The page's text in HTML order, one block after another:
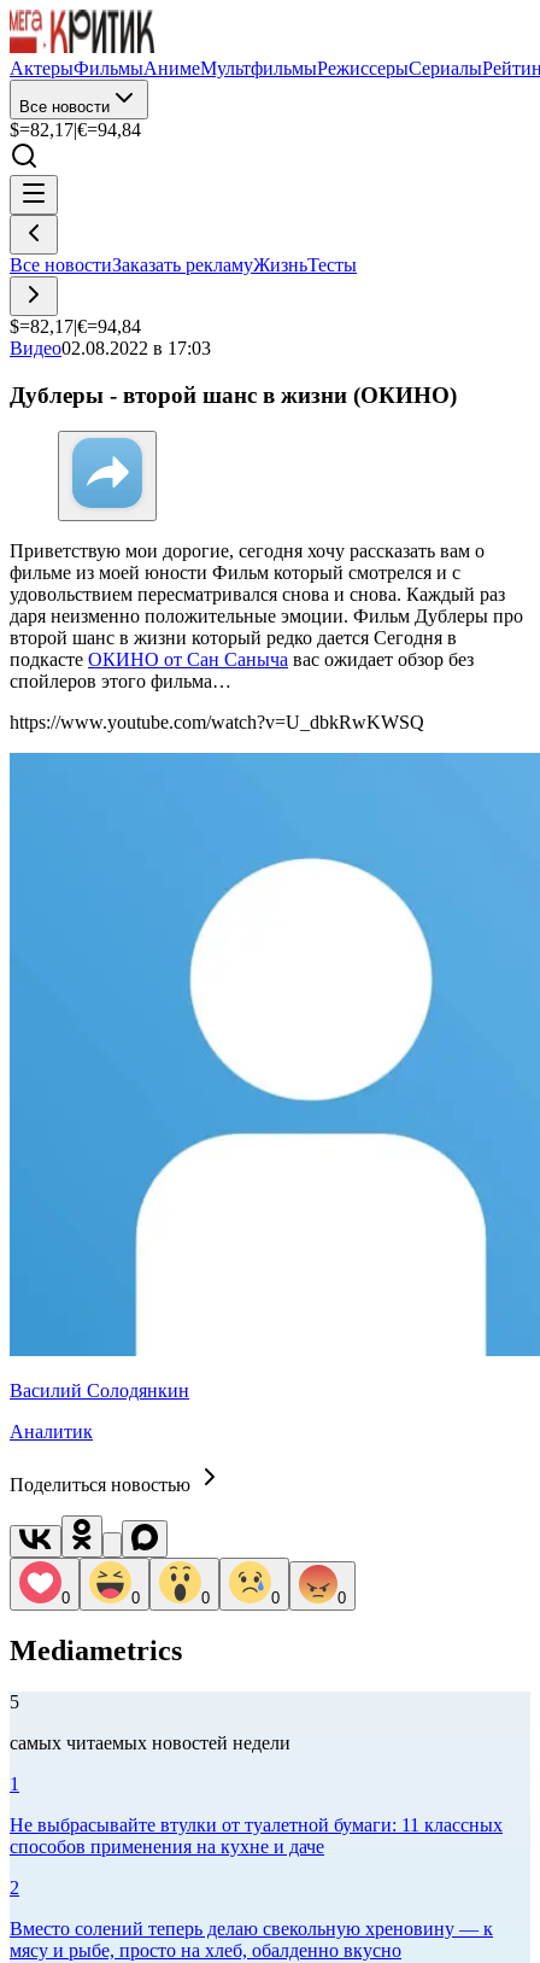
АктерыФильмыАнимеМультфильмыРежиссерыСериалы
Все новости
$=82,17|€=94,84
Все новостиЗаказать рекламуЖизньТесты
$=82,17|€=94,84
Видео02.08.2022 в 17:03
Дублеры - второй шанс в жизни (ОКИНО)
Приветствую мои дорогие, сегодня хочу рассказать вам о
фильме из моей юности Фильм который смотрелся и с
удовольствием пересматривался снова и снова. Каждый раз
даря неизменно положительные эмоции. Фильм Дублеры про
второй шанс в жизни который редко дается Сегодня в
подкасте ОКИНО от Сан Саныча вас ожидает обзор без
спойлеров этого фильма…
https://www.youtube.com/watch?v=U_dbkRwKWSQ
Василий Солодянкин
Аналитик
Поделиться новостью
0 0 0 0 0
Mediametrics
5
самых читаемых новостей недели
1
Не выбрасывайте втулки от туалетной бумаги: 11 классных
способов применения на кухне и даче
2
Вместо солений теперь делаю свекольную хреновину — к
мясу и рыбе, просто на хлеб, обалденно вкусно